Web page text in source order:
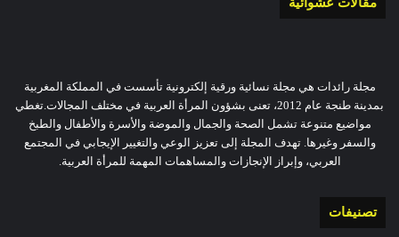
مجلة رائدات هي مجلة نسائية ورقية إلكترونية تأسست في المملكة المغربية
بمدينة طنجة عام 2012، تعنى بشؤون المرأة العربية في مختلف المجالات.تغطي
مواضيع متنوعة تشمل الصحة والجمال والموضة والأسرة والأطفال والطبخ
والسفر وغيرها. تهدف المجلة إلى تعزيز الوعي والتغيير الإيجابي في المجتمع
العربي، وإبراز الإنجازات والمساهمات المهمة للمرأة العربية.
تصنيفات